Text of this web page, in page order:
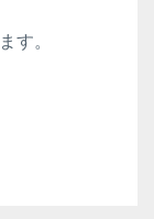
す。